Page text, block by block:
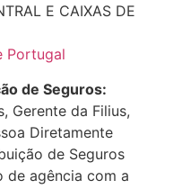
E CAIXAS DE
Portugal
de Seguros:
Gerente da Filius,
Diretamente
de Seguros
de agência com a